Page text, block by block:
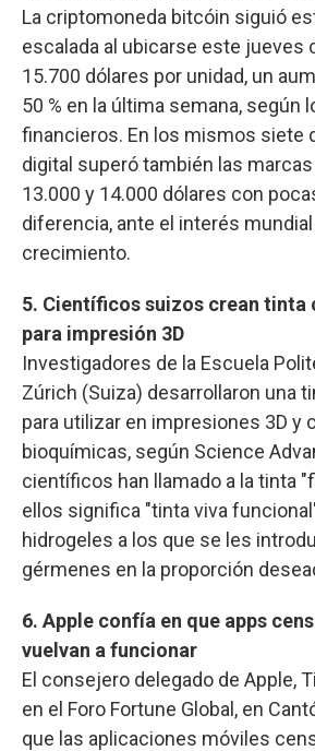
La criptomoneda bitcóin siguió
escalada al ubicarse este jueves
15.700 dólares por unidad, un
50 % en la última semana, según
financieros. En los mismos siete
digital superó también las
13.000 y 14.000 dólares con
diferencia, ante el interés
crecimiento.
5. Científicos suizos crean tinta
para impresión 3D
Investigadores de la Escuela
Zúrich (Suiza) desarrollaron una
para utilizar en impresiones 3D y
bioquímicas, según Science
científicos han llamado a la tinta
ellos significa "tinta viva
hidrogeles a los que se les
gérmenes en la proporción
6. Apple confía en que apps
vuelvan a funcionar
El consejero delegado de Apple,
en el Foro Fortune Global, en
que las aplicaciones móviles